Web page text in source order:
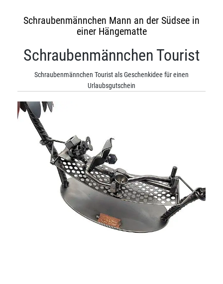
Schraubenmännchen Mann an der Südsee in
einer Hängematte
Schraubenmännchen Tourist
Schraubenmännchen Tourist als Geschenkidee für einen
Urlaubsgutschein